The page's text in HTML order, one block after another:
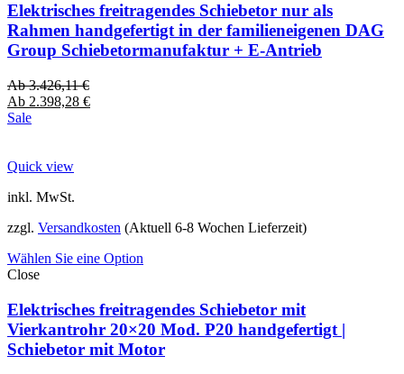
Elektrisches freitragendes Schiebetor nur als
Rahmen handgefertigt in der familieneigenen DAG
Group Schiebetormanufaktur + E-Antrieb
Ab3.426,11€
Ab 2.398,28 €
Sale
Quick view
inkl. MwSt.
zzgl. Versandkosten (Aktuell 6-8 Wochen Lieferzeit)
Wählen Sie eine Option
Close
Elektrisches freitragendes Schiebetor mit
Vierkantrohr 20×20 Mod. P20 handgefertigt |
Schiebetor mit Motor